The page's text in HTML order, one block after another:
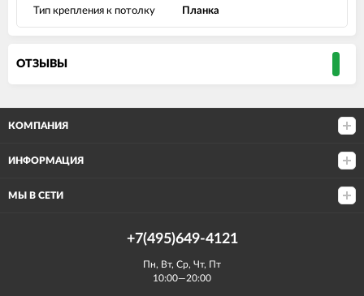
Тип крепления к потолку Планка
ОТЗЫВЫ
КОМПАНИЯ
ИНФОРМАЦИЯ
МЫ В СЕТИ
+7(495)649-4121
Пн, Вт, Ср, Чт, Пт
10:00—20:00